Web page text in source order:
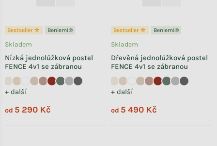
Bestseller ☆ Benlemi®
Nízká jednolůžková postel
FENCE 4v1 se zábranou
+ další
Skladem
od 5 290 Kč
Bestseller ☆ Benlemi®
Dřevěná jednolůžková postel
FENCE 4v1 se zábranou
+ další
Skladem
od 5 490 Kč